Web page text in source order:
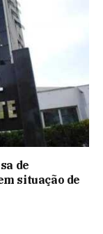
de
situação de